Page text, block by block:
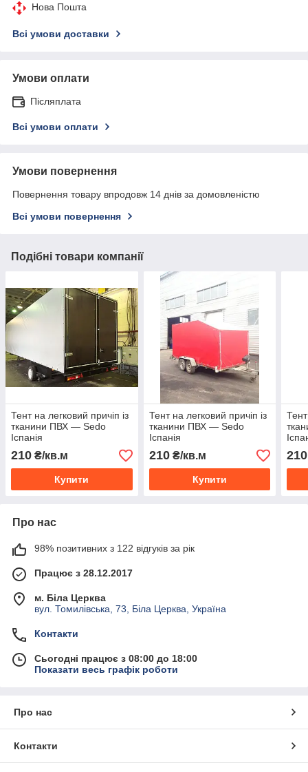
Нова Пошта
Всі умови доставки
Умови оплати
Післяплата
Всі умови оплати
Умови повернення
Повернення товару впродовж 14 днів за домовленістю
Всі умови повернення
Подібні товари компанії
Тент на легковий причіп із
тканини ПВХ — Sedo
Іспанія
210 ₴/кв.м
Купити
Тент на легковий причіп із
тканини ПВХ — Sedo
Іспанія
210₴/кв.м
Купити
210
Про нас
98% позитивних з 122 відгуків за рік
Працює з 28.12.2017
м. Біла Церква
вул. Томилівська, 73, Біла Церква, Україна
Контакти
Сьогодні працює з 08:00 до 18:00
Показати весь графік роботи
Про нас
Контакти